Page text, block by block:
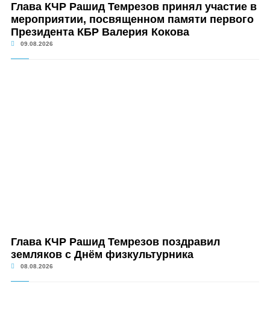
Глава КЧР Рашид Темрезов принял участие в
мероприятии, посвященном памяти первого
Президента КБР Валерия Кокова
09.08.2026
Глава КЧР Рашид Темрезов поздравил
земляков с Днём физкультурника
08.08.2026